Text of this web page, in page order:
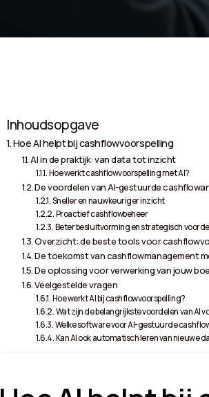
Inhoudsopgave
Hoe AI helpt bij cashflowvoorspelling
AI in de praktijk: van data tot inzicht
Hoe werkt cashflowvoorspelling met AI?
De voordelen van AI-gestuurde
Sneller en nauwkeuriger inzicht
Proactief cashflowbeheer
Beter besluitvorming en strategisch
Overzicht: de beste tools voor
De toekomst van cashflowmanagement
De oplossing voor verwerking van jouw
Veelgestelde vragen
Hoe werkt AI bij cashflowvoorspelling?
Wat zijn de belangrijkste voordelen van AI
Welke software voor AI-gestuurde
Kan AI ook automatisch leren van nieuwe